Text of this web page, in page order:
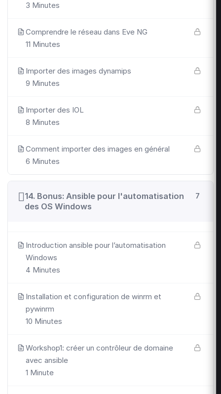
3 Minutes
Comprendre le réseau dans Eve NG
11 Minutes
Importer des images dynamips
9 Minutes
Importer des IOL
8 Minutes
Comment importer des images en général
6 Minutes
14. Bonus: Ansible pour l'automatisation
des OS Windows
7
Introduction ansible pour l’automatisation
Windows
4 Minutes
Installation et configuration de winrm et
pywinrm
10 Minutes
Workshop1: créer un contrôleur de domaine
avec ansible
1 Minute